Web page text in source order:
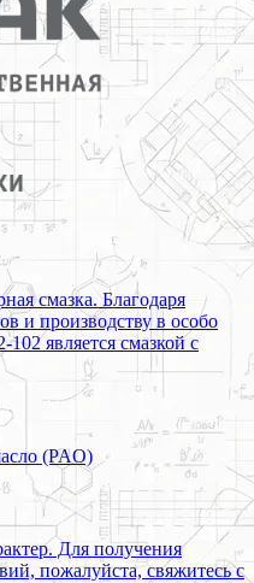
смазка. Благодаря
и производству в особо
является смазкой с
(PAO)
Для получения
пожалуйста, свяжитесь с